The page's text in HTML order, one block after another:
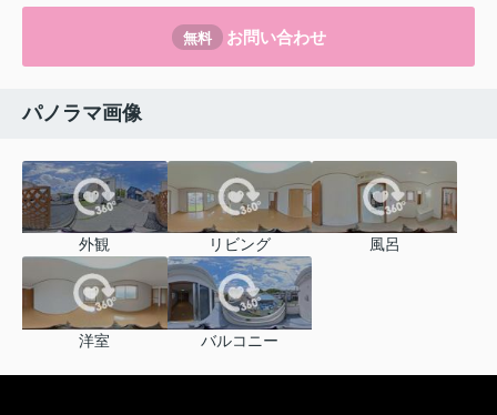
無料 お問い合わせ
パノラマ画像
外観 リビング 風呂
洋室 バルコニー